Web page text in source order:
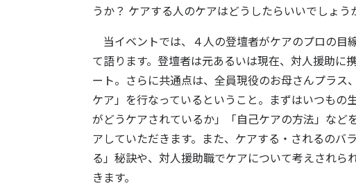
うか？ ケアする人のケアはどうしたらいいでしょう
当イベントでは、４人の登壇者がケアのプロの目
て語ります。登壇者は元あるいは現在、対人援助に
ート。さらに共通点は、全員現役のお母さんプラス
ケア」を行なっているということ。まずはいつもの
がどうケアされているか」「自己ケアの方法」など
アしていただきます。また、ケアする・されるのバ
る」秘訣や、対人援助職でケアについて考えされら
きます。